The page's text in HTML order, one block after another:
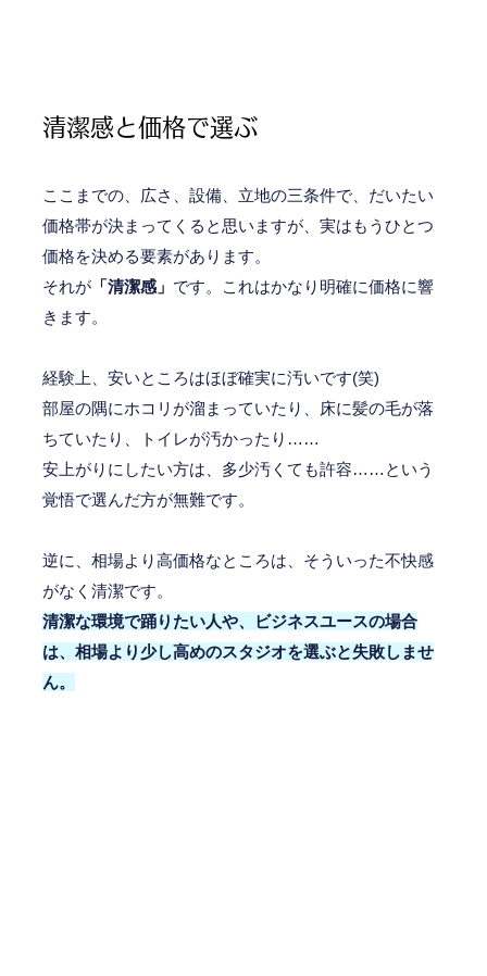
清潔感と価格で選ぶ
ここまでの、広さ、設備、立地の三条件で、だいたい
価格帯が決まってくると思いますが、実はもうひとつ
価格を決める要素があります。
それが「清潔感」 です。これはかなり明確に価格に響
きます。
経験上、安いところはほぼ確実に汚いです(笑)
部屋の隅にホコリが溜まっていたり、床に髪の毛が落
ちていたり、トイレが汚かったり……
安上がりにしたい方は、多少汚くても許容……という
覚悟で選んだ方が無難です。
逆に、相場より高価格なところは、そういった不快感
がなく清潔です。
清潔な環境で踊りたい人や、ビジネスユースの場合
は、相場より少し高めのスタジオを選ぶと失敗しませ
ん。